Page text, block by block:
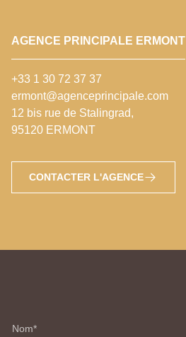
AGENCE PRINCIPALE ERMONT
+33 1 30 72 37 37
ermont@agenceprincipale.com
12 bis rue de Stalingrad,
95120 ERMONT
CONTACTER L'AGENCE
Nom